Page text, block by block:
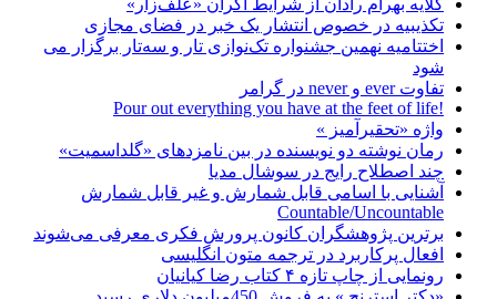
تکذیبیه در خصوص انتشار یک خبر در فضای مجازی
اختتامیه نهمین جشنواره تک‌نوازی تار و سه‌تار برگزار می
شود
تفاوت ever و never در گرامر
!Pour out everything you have at the feet of life
واژه «تحقیرآمیز »
رمان نوشته دو نویسنده در بین نامزدهای «گلداسمیت»
چند اصطلاح رایج در سوشال مدیا
آشنایی با اسامی قابل شمارش و غیر قابل شمارش
Countable/Uncountable
برترین پژوهشگران کانون پرورش فکری معرفی می‌شوند
افعال پرکاربرد در ترجمه متون انگلیسی
رونمایی از چاپ تازه ۴ کتاب رضا کیانیان